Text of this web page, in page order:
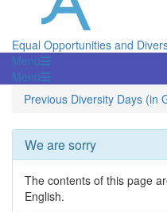
Equal Opportunities and
Menü
Menü
Previous Diversity Days (in
We are sorry
The contents of this page
English.